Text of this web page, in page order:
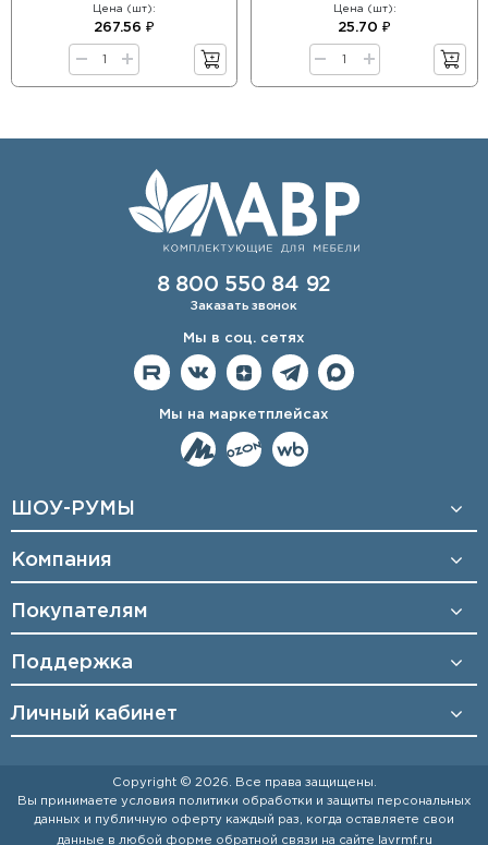
Цена (шт):
267.56 ₽
Цена (шт):
25.70 ₽
8 800 550 84 92
Заказать звонок
Мы в соц. сетях
Мы на маркетплейсах
ШОУ-РУМЫ
Компания
Покупателям
Поддержка
Личный кабинет
Copyright © 2026. Все права защищены.
Вы принимаете условия политики обработки и защиты персональных
данных и публичную оферту каждый раз, когда оставляете свои
данные в любой форме обратной связи на сайте
lavrmf.ru